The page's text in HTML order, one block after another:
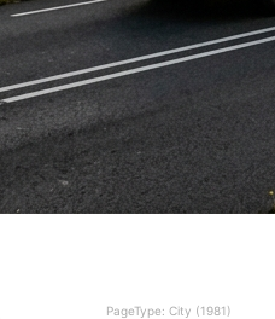
PageType: City (1981)